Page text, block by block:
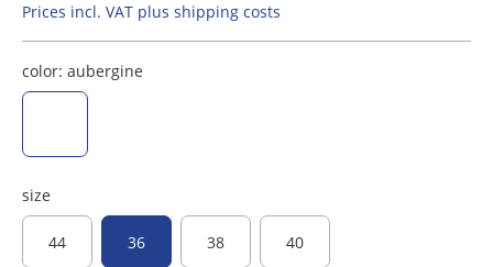
Prices incl. VAT plus shipping costs
color: aubergine
size
44 36 38 40